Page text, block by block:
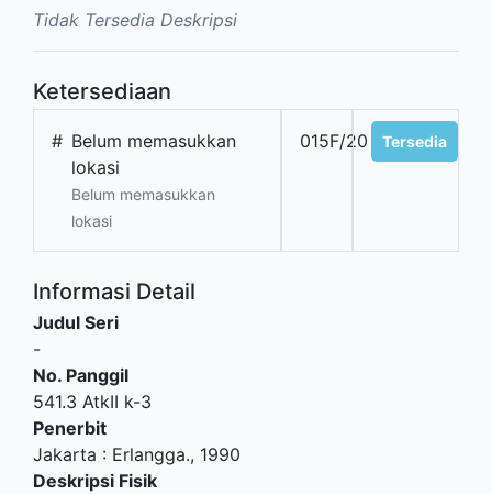
Tidak Tersedia Deskripsi
Ketersediaan
# Belum memasukkan
lokasi
Belum memasukkan
lokasi
015F/20 Tersedia
Informasi Detail
Judul Seri
-
No. Panggil
541.3 AtkII k-3
Penerbit
Jakarta : Erlangga., 1990
Deskripsi Fisik